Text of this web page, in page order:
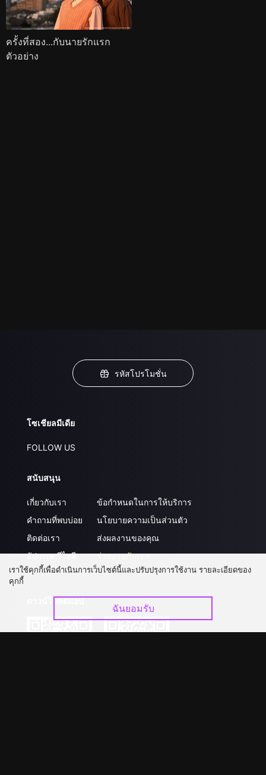
ครั้งที่สอง...กับนายรักแรก
ตัวอย่าง
รหัสโปรโมชั่น
โซเชียลมีเดีย
FOLLOW US
สนับสนุน
เกี่ยวกับเรา
คำถามที่พบบ่อย
ติดต่อเรา
อัปเกรด วีไอพี
ข้อกำหนดในการให้บริการ
นโยบายความเป็นส่วนตัว
ส่งผลงานของคุณ
ร่วมงานกับเรา
ดาวน์โหลดแอป
เราใช้คุกกี้เพื่อดำเนินการเว็บไซต์นี้และปรับปรุงการใช้งาน รายละเอียดของ
คุกกี้
ฉันยอมรับ